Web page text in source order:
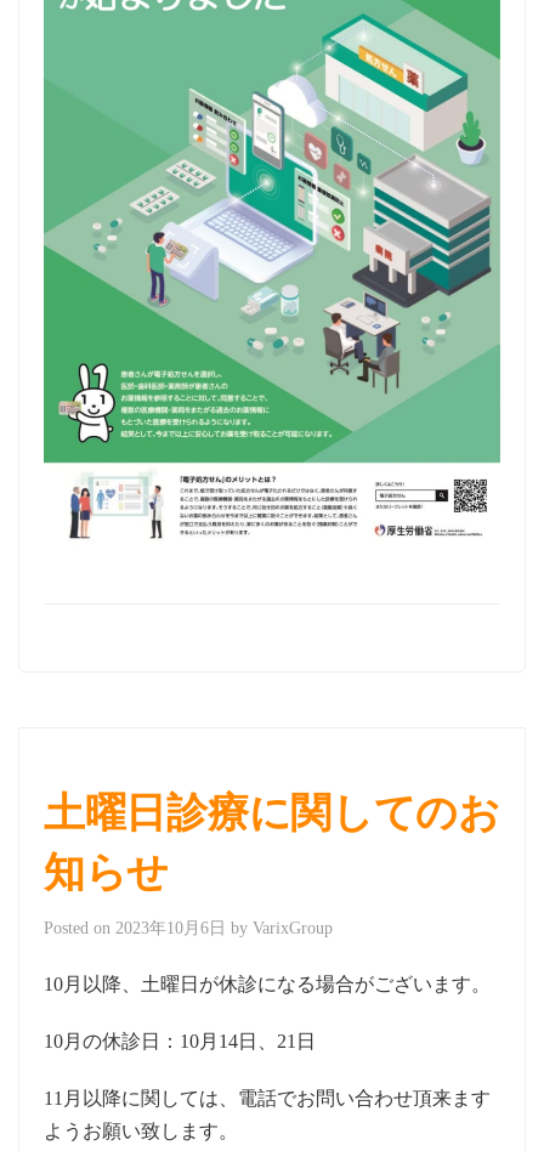
土曜日診療に関してのお
知らせ
Posted on 2023年10月6日 by VarixGroup
10月以降、土曜日が休診になる場合がございます。
10月の休診日：10月14日、21日
11月以降に関しては、電話でお問い合わせ頂来ます
ようお願い致します。